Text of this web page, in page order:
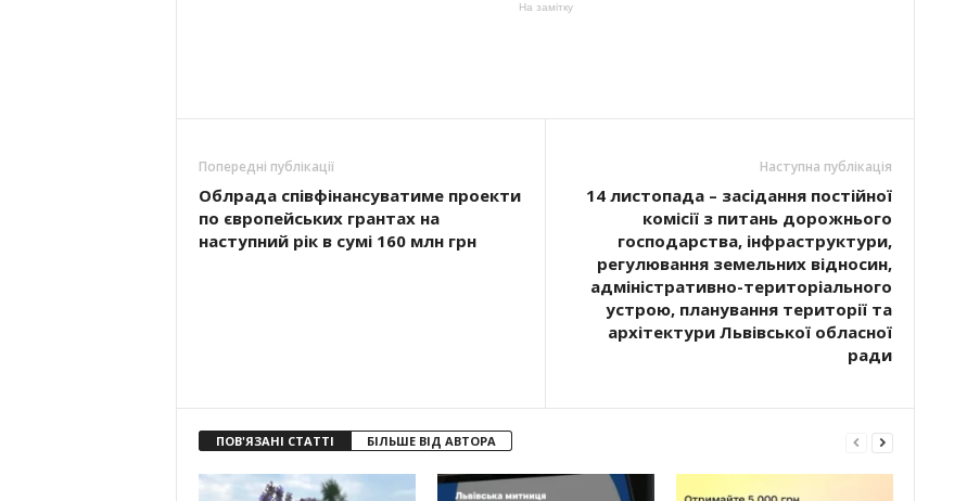
На замітку
Попередні публікації
Облрада співфінансуватиме проекти
по європейських грантах на
наступний рік в сумі 160 млн грн
Наступна публікація
14 листопада – засідання постійної
комісії з питань дорожнього
господарства, інфраструктури,
регулювання земельних відносин,
адміністративно-територіального
устрою, планування території та
архітектури Львівської обласної
ради
ПОВ'ЯЗАНІ СТАТТІ БІЛЬШЕ ВІД АВТОРА